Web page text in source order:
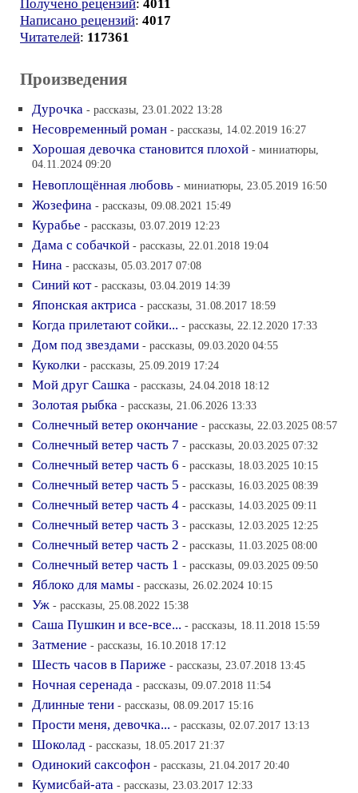
Получено рецензий: 4011
Написано рецензий: 4017
Читателей: 117361
Произведения
Дурочка - рассказы, 23.01.2022 13:28
Несовременный роман - рассказы, 14.02.2019 16:27
Хорошая девочка становится плохой - миниатюры,
04.11.2024 09:20
Невоплощённая любовь - миниатюры, 23.05.2019 16:50
Жозефина - рассказы, 09.08.2021 15:49
Курабье - рассказы, 03.07.2019 12:23
Дама с собачкой - рассказы, 22.01.2018 19:04
Нина - рассказы, 05.03.2017 07:08
Синий кот - рассказы, 03.04.2019 14:39
Японская актриса - рассказы, 31.08.2017 18:59
Когда прилетают сойки... - рассказы, 22.12.2020 17:33
Дом под звездами - рассказы, 09.03.2020 04:55
Куколки - рассказы, 25.09.2019 17:24
Мой друг Сашка - рассказы, 24.04.2018 18:12
Золотая рыбка - рассказы, 21.06.2026 13:33
Солнечный ветер окончание - рассказы, 22.03.2025 08:57
Солнечный ветер часть 7 - рассказы, 20.03.2025 07:32
Солнечный ветер часть 6 - рассказы, 18.03.2025 10:15
Солнечный ветер часть 5 - рассказы, 16.03.2025 08:39
Солнечный ветер часть 4 - рассказы, 14.03.2025 09:11
Солнечный ветер часть 3 - рассказы, 12.03.2025 12:25
Солнечный ветер часть 2 - рассказы, 11.03.2025 08:00
Солнечный ветер часть 1 - рассказы, 09.03.2025 09:50
Яблоко для мамы - рассказы, 26.02.2024 10:15
Уж - рассказы, 25.08.2022 15:38
Саша Пушкин и все-все... - рассказы, 18.11.2018 15:59
Затмение - рассказы, 16.10.2018 17:12
Шесть часов в Париже - рассказы, 23.07.2018 13:45
Ночная серенада - рассказы, 09.07.2018 11:54
Длинные тени - рассказы, 08.09.2017 15:16
Прости меня, девочка... - рассказы, 02.07.2017 13:13
Шоколад - рассказы, 18.05.2017 21:37
Одинокий саксофон - рассказы, 21.04.2017 20:40
Кумисбай-ата - рассказы, 23.03.2017 12:33